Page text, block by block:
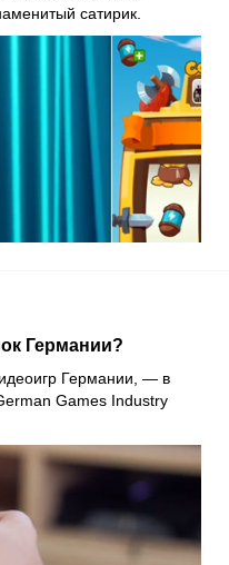
сатирик.
Германии?
Германии, — в
Games Industry